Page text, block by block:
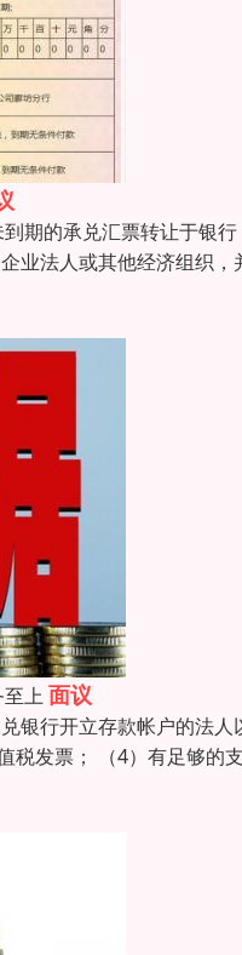
期的承兑汇票转让于银
业法人或其他经济组织
上 面议
银行开立存款帐户的法
税发票； （4）有足够